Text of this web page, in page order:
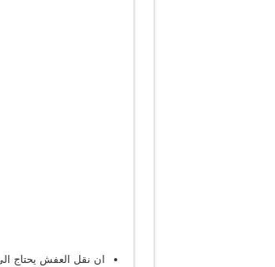
ان نقل العفش يحتاج